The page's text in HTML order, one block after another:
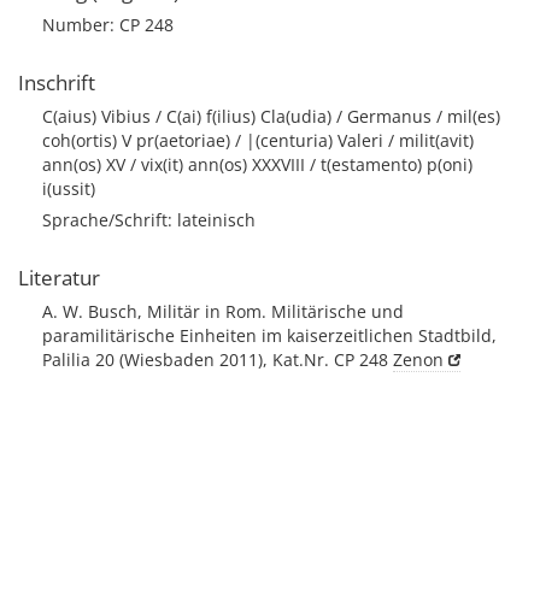
Number: CP 248
Inschrift
C(aius) Vibius / C(ai) f(ilius) Cla(udia) / Germanus / mil(es)
coh(ortis) V pr(aetoriae) / |(centuria) Valeri / milit(avit)
ann(os) XV / vix(it) ann(os) XXXVIII / t(estamento) p(oni)
i(ussit)
Sprache/Schrift: lateinisch
Literatur
A. W. Busch, Militär in Rom. Militärische und
paramilitärische Einheiten im kaiserzeitlichen Stadtbild,
Palilia 20 (Wiesbaden 2011), Kat.Nr. CP 248 Zenon